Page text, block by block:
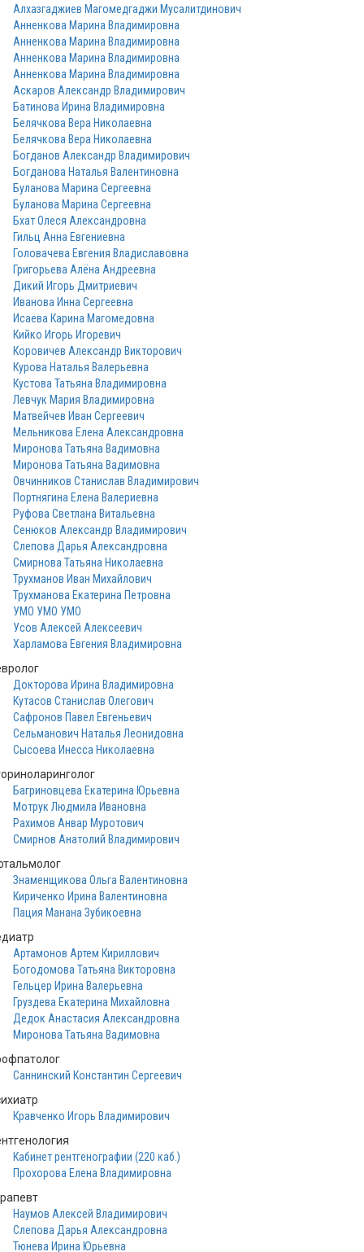
Алхазгаджиев Магомедгаджи Мусалитдинович
Анненкова Марина Владимировна
Анненкова Марина Владимировна
Анненкова Марина Владимировна
Анненкова Марина Владимировна
Аскаров Александр Владимирович
Батинова Ирина Владимировна
Белячкова Вера Николаевна
Белячкова Вера Николаевна
Богданов Александр Владимирович
Богданова Наталья Валентиновна
Буланова Марина Сергеевна
Буланова Марина Сергеевна
Бхат Олеся Александровна
Гильц Анна Евгениевна
Головачева Евгения Владиславовна
Григорьева Алёна Андреевна
Дикий Игорь Дмитриевич
Иванова Инна Сергеевна
Исаева Карина Магомедовна
Кийко Игорь Игоревич
Коровичев Александр Викторович
Курова Наталья Валерьевна
Кустова Татьяна Владимировна
Левчук Мария Владимировна
Матвейчев Иван Сергеевич
Мельникова Елена Александровна
Миронова Татьяна Вадимовна
Миронова Татьяна Вадимовна
Овчинников Станислав Владимирович
Портнягина Елена Валериевна
Руфова Светлана Витальевна
Сенюков Александр Владимирович
Слепова Дарья Александровна
Смирнова Татьяна Николаевна
Трухманов Иван Михайлович
Трухманова Екатерина Петровна
УМО УМО УМО
Усов Алексей Алексеевич
Харламова Евгения Владимировна
Докторова Ирина Владимировна
Кутасов Станислав Олегович
Сафронов Павел Евгеньевич
Сельманович Наталья Леонидовна
Сысоева Инесса Николаевна
Багриновцева Екатерина Юрьевна
Мотрук Людмила Ивановна
Рахимов Анвар Муротович
Смирнов Анатолий Владимирович
Знаменщикова Ольга Валентиновна
Кириченко Ирина Валентиновна
Пация Манана Зубикоевна
Артамонов Артем Кириллович
Богодомова Татьяна Викторовна
Гельцер Ирина Валерьевна
Груздева Екатерина Михайловна
Дедок Анастасия Александровна
Миронова Татьяна Вадимовна
Саннинский Константин Сергеевич
Кравченко Игорь Владимирович
Кабинет рентгенографии (220 каб.)
Прохорова Елена Владимировна
Наумов Алексей Владимирович
Слепова Дарья Александровна
Тюнева Ирина Юрьевна